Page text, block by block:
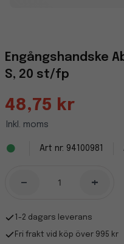
Engångshandske
S, 20 st/fp
48,75 kr
Inkl. moms
94100981
- +
1-2 dagars leverans
Fri frakt vid köp över 995 kr